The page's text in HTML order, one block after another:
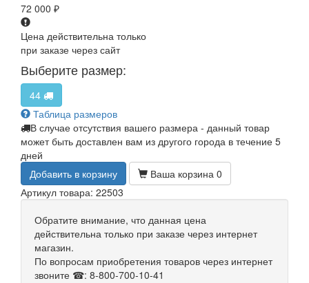
72 000 ₽
Цена действительна только
при заказе через сайт
Выберите размер:
44
Таблица размеров
В случае отсутствия вашего размера - данный товар
может быть доставлен вам из другого города в течение 5
дней
Добавить в корзину
Ваша корзина 0
Артикул товара: 22503
Обратите внимание, что данная цена
действительна только при заказе через интернет
магазин.
По вопросам приобретения товаров через интернет
звоните ☎: 8-800-700-10-41